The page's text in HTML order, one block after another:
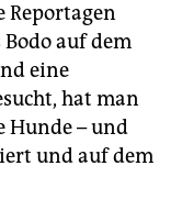
Reportagen
auf dem
eine
hat man
Hunde – und
und auf dem